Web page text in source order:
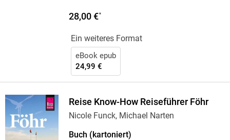
28,00 €*
Ein weiteres Format
eBook epub
24,99 €
Reise Know-How Reiseführer Föhr
Nicole Funck, Michael Narten
Buch (kartoniert)